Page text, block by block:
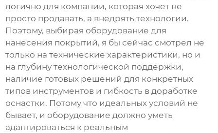
логично для компании, которая хочет не
просто продавать, а внедрять технологии.
Поэтому, выбирая оборудование для
нанесения покрытий, я бы сейчас смотрел не
только на технические характеристики, но и
на глубину технологической поддержки,
наличие готовых решений для конкретных
типов инструментов и гибкость в доработке
оснастки. Потому что идеальных условий не
бывает, и оборудование должно уметь
адаптироваться к реальным